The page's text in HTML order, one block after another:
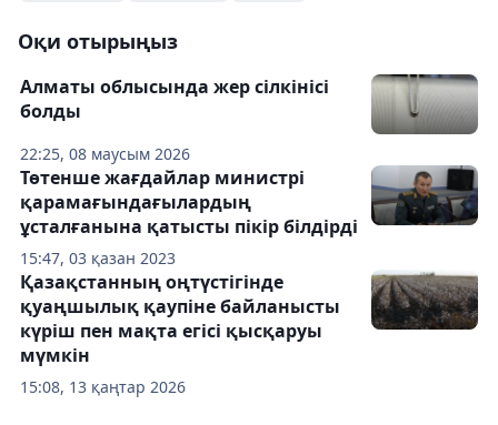
Оқи отырыңыз
22:25, 08 маусым 2026
Алматы облысында жер сілкінісі
болды
15:47, 03 қазан 2023
Төтенше жағдайлар министрі
қарамағындағылардың
ұсталғанына қатысты пікір білдірді
15:08, 13 қаңтар 2026
Қазақстанның оңтүстігінде
қуаңшылық қаупіне байланысты
күріш пен мақта егісі қысқаруы
мүмкін